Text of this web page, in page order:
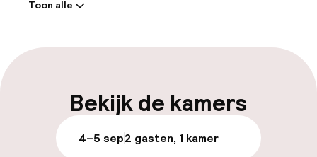
Meertalige medewerkers
Parkeren & mobiliteit
Openbaar parkeren
Toon alle
Bekijk de kamers
4–5 sep2 gasten, 1 kamer